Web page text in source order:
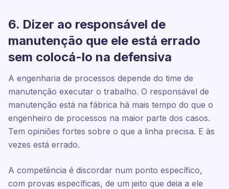
6. Dizer ao responsável de
manutenção que ele está errado
sem colocá-lo na defensiva
A engenharia de processos depende do time de
manutenção executar o trabalho. O responsável de
manutenção está na fábrica há mais tempo do que o
engenheiro de processos na maior parte dos casos.
Tem opiniões fortes sobre o que a linha precisa. E às
vezes está errado.
A competência é discordar num ponto específico,
com provas específicas, de um jeito que deia a ele